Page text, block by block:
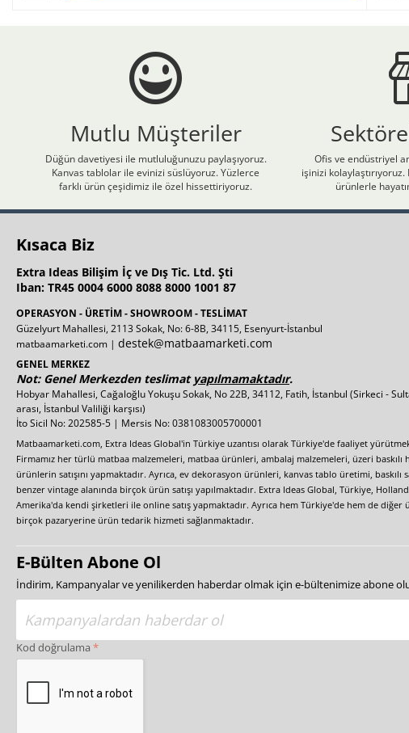
Mutlu Müşteriler
Düğün davetiyesi ile mutluluğunuzu paylaşıyoruz.
Kanvas tablolar ile evinizi süslüyoruz. Yüzlerce
farklı ürün çeşidimiz ile özel hissettiriyoruz.
Ofis ve endüstriyel
işinizi
ürünlerle
Kısaca Biz
Extra Ideas Bilişim İç ve Dış Tic. Ltd. Şti
Iban: TR45 0004 6000 8088 8000 1001 87
OPERASYON - ÜRETİM - SHOWROOM - TESLİMAT
Güzelyurt Mahallesi, 2113 Sokak, No: 6-8B, 34115, Esenyurt-İstanbul
matbaamarketi.com | destek@matbaamarketi.com
GENEL MERKEZ
Not: Genel Merkezden teslimat yapılmamaktadır.
Hobyar Mahallesi, Cağaloğlu Yokuşu Sokak, No 22B, 34112, Fatih, İstanbul (Sirkeci -
arası, İstanbul Valiliği karşısı)
İto Sicil No: 202585-5 | Mersis No: 0381083005700001
Matbaamarketi.com, Extra Ideas Global'in Türkiye uzantısı olarak Türkiye'de faaliyet
Firmamız her türlü matbaa malzemeleri, matbaa ürünleri, ambalaj malzemeleri, üzeri baskılı
ürünlerin satışını yapmaktadır. Ayrıca, ev dekorasyon ürünleri, kanvas tablo üretimi, baskılı
benzer vintage alanında birçok ürün satışı yapılmaktadır. Extra Ideas Global, Türkiye,
Amerika'da kendi şirketleri ile online satış yapmaktadır. Ayrıca hem Türkiye'de hem de diğer
birçok pazaryerine ürün tedarik hizmeti sağlanmaktadır.
E-Bülten Abone Ol
İndirim, Kampanyalar ve yenilikerden haberdar olmak için e-bültenimize abone
Kod doğrulama